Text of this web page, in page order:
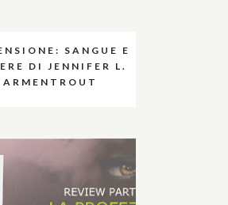
SANGUE E
DI JENNIFER L.
ARMENTROUT